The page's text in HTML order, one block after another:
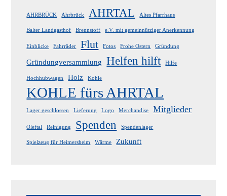
AHRBRÜCK Ahrbrück AHRTAL Altes Pfarrhaus
Balter Landgasthof Brennstoff e.V. mit gemeinnütziger Anerkennung
Einblicke Fahrräder Flut Fotos Frohe Ostern Gründung
Gründungversammlung Helfen hilft Hilfe
Hochhubwagen Holz Kohle
KOHLE fürs AHRTAL
Lager geschlossen Lieferung Logo Merchandise Mitglieder
Oleftal Reinigung Spenden Spendenlager
Spielzeug für Heimersheim Wärme Zukunft